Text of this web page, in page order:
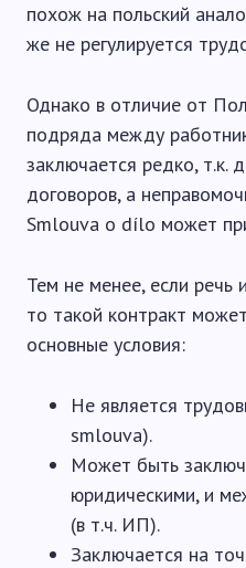
похож на польский
же не регулируется
Однако в отличие от
подряда между
заключается редко, т.к.
договоров, а
Smlouva o dílo может
Тем не менее, если
то такой контракт
основные условия:
Не является
smlouva).
Может быть
юридическими, и
(в т.ч. ИП).
Заключается на